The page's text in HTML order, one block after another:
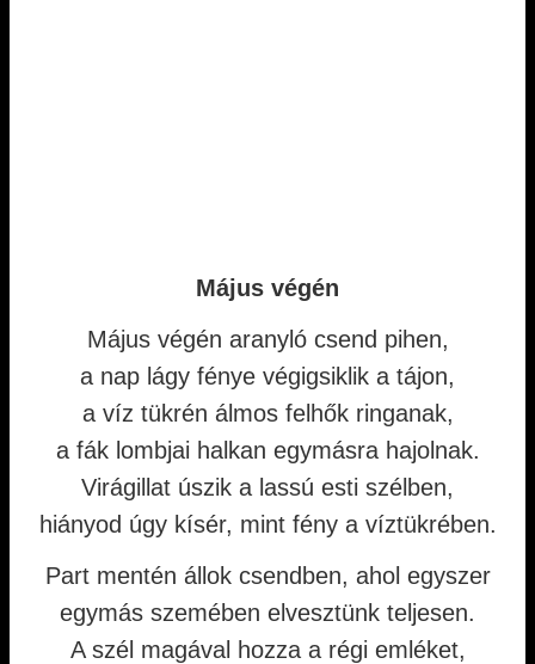
Május végén
Május végén aranyló csend pihen,
a nap lágy fénye végigsiklik a tájon,
a víz tükrén álmos felhők ringanak,
a fák lombjai halkan egymásra hajolnak.
Virágillat úszik a lassú esti szélben,
hiányod úgy kísér, mint fény a víztükrében.
Part mentén állok csendben, ahol egyszer
egymás szemében elvesztünk teljesen.
A szél magával hozza a régi emléket,